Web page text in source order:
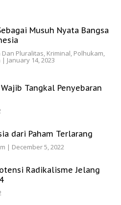
Musuh Nyata Bangsa
Dan Pluralitas, Kriminal, Polhukam,
| January 14, 2023
Tangkal Penyebaran
dari Paham Terlarang
| December 5, 2022
Radikalisme Jelang